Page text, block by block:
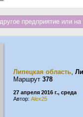
предприятие или на
Липецкая область,
Маршрут 378
27 апреля 2016 г., среда
Автор: Alex25